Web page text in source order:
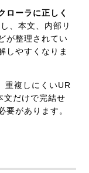
ローラに正しく
、本文、内部リ
が整理されてい
しやすくなりま
重複しにくいUR
文だけで完結せ
要があります。